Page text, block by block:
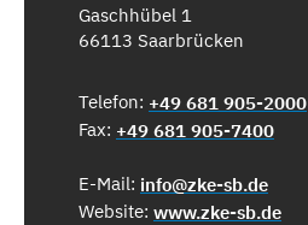
Gaschhübel 1
66113 Saarbrücken
Telefon: +49 681 905-2000
Fax: +49 681 905-7400
E-Mail: info@zke-sb.de
Website: www.zke-sb.de